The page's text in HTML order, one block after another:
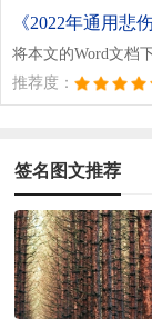
《2022年通用悲
将本文的Word文档
推荐度：
签名图文推荐